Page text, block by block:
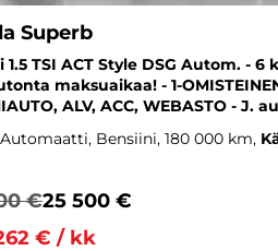
Superb
1.5 TSI ACT Style DSG Autom. - 6
maksuaikaa! - 1-
ALV, ACC, WEBASTO - J.
Bensiini, 180 000 km
€25 500 €
€ / kk